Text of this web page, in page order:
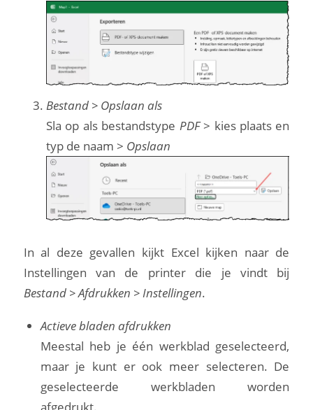
Bestand > Opslaan als
Sla op als bestandstype PDF> kies plaats en
typ de naam > Opslaan
In al deze gevallen kijkt Excel kijken naar de
Instellingen van de printer die je vindt bij
Bestand > Afdrukken > Instellingen.
Actieve bladen afdrukken
Meestal heb je één werkblad geselecteerd,
maar je kunt er ook meer selecteren. De
geselecteerde werkbladen worden